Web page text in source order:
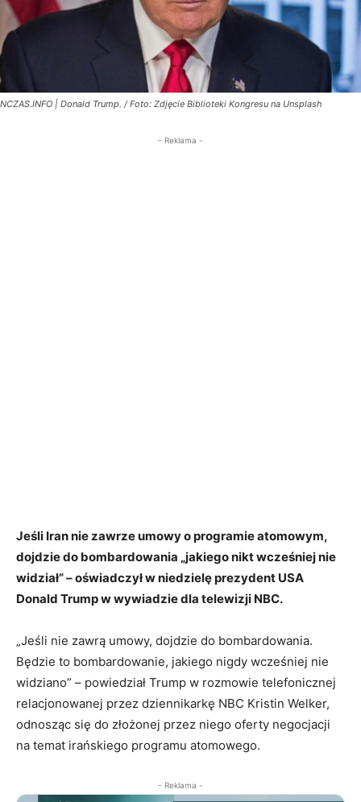
NCZAS.INFO | Donald Trump. / Foto: Zdjęcie Biblioteki Kongresu na Unsplash
- Reklama -
Jeśli Iran nie zawrze umowy o programie atomowym,
dojdzie do bombardowania „jakiego nikt wcześniej nie
widział” – oświadczył w niedzielę prezydent USA
Donald Trump w wywiadzie dla telewizji NBC.
„Jeśli nie zawrą umowy, dojdzie do bombardowania.
Będzie to bombardowanie, jakiego nigdy wcześniej nie
widziano” – powiedział Trump w rozmowie telefonicznej
relacjonowanej przez dziennikarkę NBC Kristin Welker,
odnosząc się do złożonej przez niego oferty negocjacji
na temat irańskiego programu atomowego.
- Reklama -